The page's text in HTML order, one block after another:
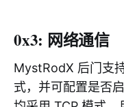
0x3: 网络通信
MystRodX 后门支
式，并可配置是否